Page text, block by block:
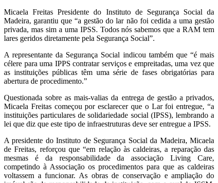
Micaela Freitas Presidente do Instituto de Segurança Social da
Madeira, garantiu que “a gestão do lar não foi cedida a uma gestão
privada, mas sim a uma IPSS. Todos nós sabemos que a RAM tem
lares geridos diretamente pela Segurança Social”.
A representante da Segurança Social indicou também que “é mais
célere para uma IPPS contratar serviços e empreitadas, uma vez que
as instituições públicas têm uma série de fases obrigatórias para
abertura de procedimento.”
Questionada sobre as mais-valias da entrega de gestão a privados,
Micaela Freitas começou por esclarecer que o Lar foi entregue, “a
instituições particulares de solidariedade social (IPSS), lembrando a
lei que diz que este tipo de infraestruturas deve ser entregue a IPSS.
A presidente do Instituto de Segurança Social da Madeira, Micaela
de Freitas, reforçou que “em relação às caldeiras, a reparação das
mesmas é da responsabilidade da associação Living Care,
competindo à Associação os procedimentos para que as caldeiras
voltassem a funcionar. As obras de conservação e ampliação do